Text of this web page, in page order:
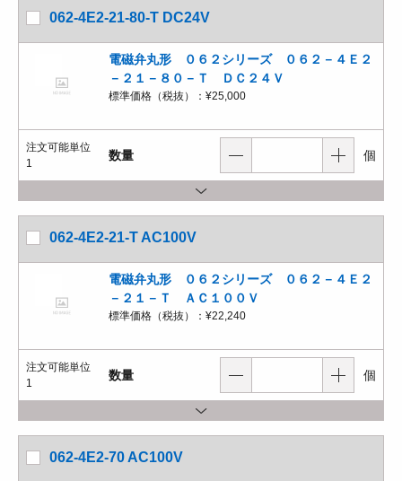
062-4E2-21-80-T DC24V
電磁弁丸形 ０６２シリーズ ０６２－４Ｅ２
－２１－８０－Ｔ ＤＣ２４Ｖ
標準価格（税抜）： ¥25,000
注文可能単位
1
数量 個
062-4E2-21-T AC100V
電磁弁丸形 ０６２シリーズ ０６２－４Ｅ２
－２１－Ｔ ＡＣ１００Ｖ
標準価格（税抜）： ¥22,240
注文可能単位
1
数量 個
062-4E2-70 AC100V